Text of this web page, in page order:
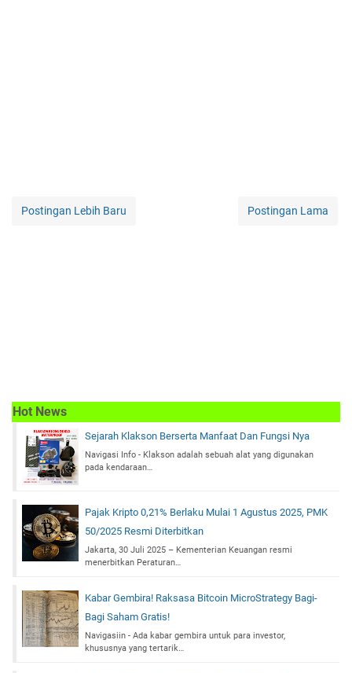
Postingan Lebih Baru Postingan Lama
Hot News
Sejarah Klakson Berserta Manfaat Dan Fungsi Nya
Navigasi Info - Klakson adalah sebuah alat yang digunakan
pada kendaraan…
Pajak Kripto 0,21% Berlaku Mulai 1 Agustus 2025, PMK
50/2025 Resmi Diterbitkan
Jakarta, 30 Juli 2025 – Kementerian Keuangan resmi
menerbitkan Peraturan…
Kabar Gembira! Raksasa Bitcoin MicroStrategy Bagi-
Bagi Saham Gratis!
Navigasiin - Ada kabar gembira untuk para investor,
khususnya yang tertarik…